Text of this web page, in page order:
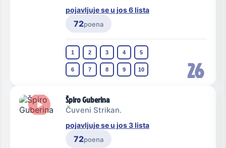
26
pojavljuje se u jos 6 lista
72poena
1 2 3 4 5
6 7 8 9 10
Špiro Guberina
Čuveni Strikan.
pojavljuje se u jos 3 lista
72poena